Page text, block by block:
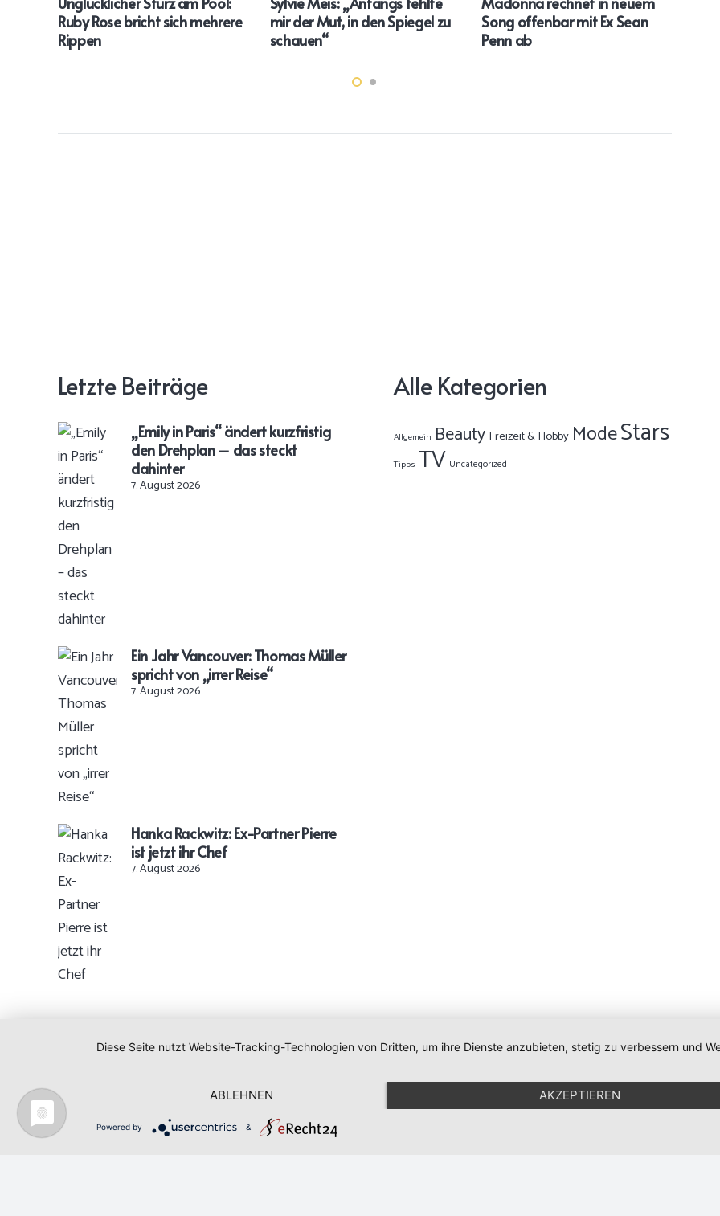
Ruby Rose bricht sich mehrere
Rippen
mir der Mut, in den Spiegel zu
schauen“
Song offenbar mit Ex Sean
Penn ab
Letzte Beiträge
„Emily in Paris“ ändert kurzfristig
den Drehplan – das steckt
dahinter
7. August 2026
Ein Jahr Vancouver: Thomas Müller
spricht von „irrer Reise“
7. August 2026
Hanka Rackwitz: Ex-Partner Pierre
ist jetzt ihr Chef
7. August 2026
Alle Kategorien
Allgemein Beauty Freizeit & Hobby ModeStars
Tipps TV Uncategorized
Impressum|Datenschutz|Newsletter|Cookie-Einstellungen
Diese Seite nutzt Website-Tracking-Technologien von Dritten, um ihre Dienste anzubieten, stetig zu verbessern und
ABLEHNEN AKZEPTIEREN
Powered by &